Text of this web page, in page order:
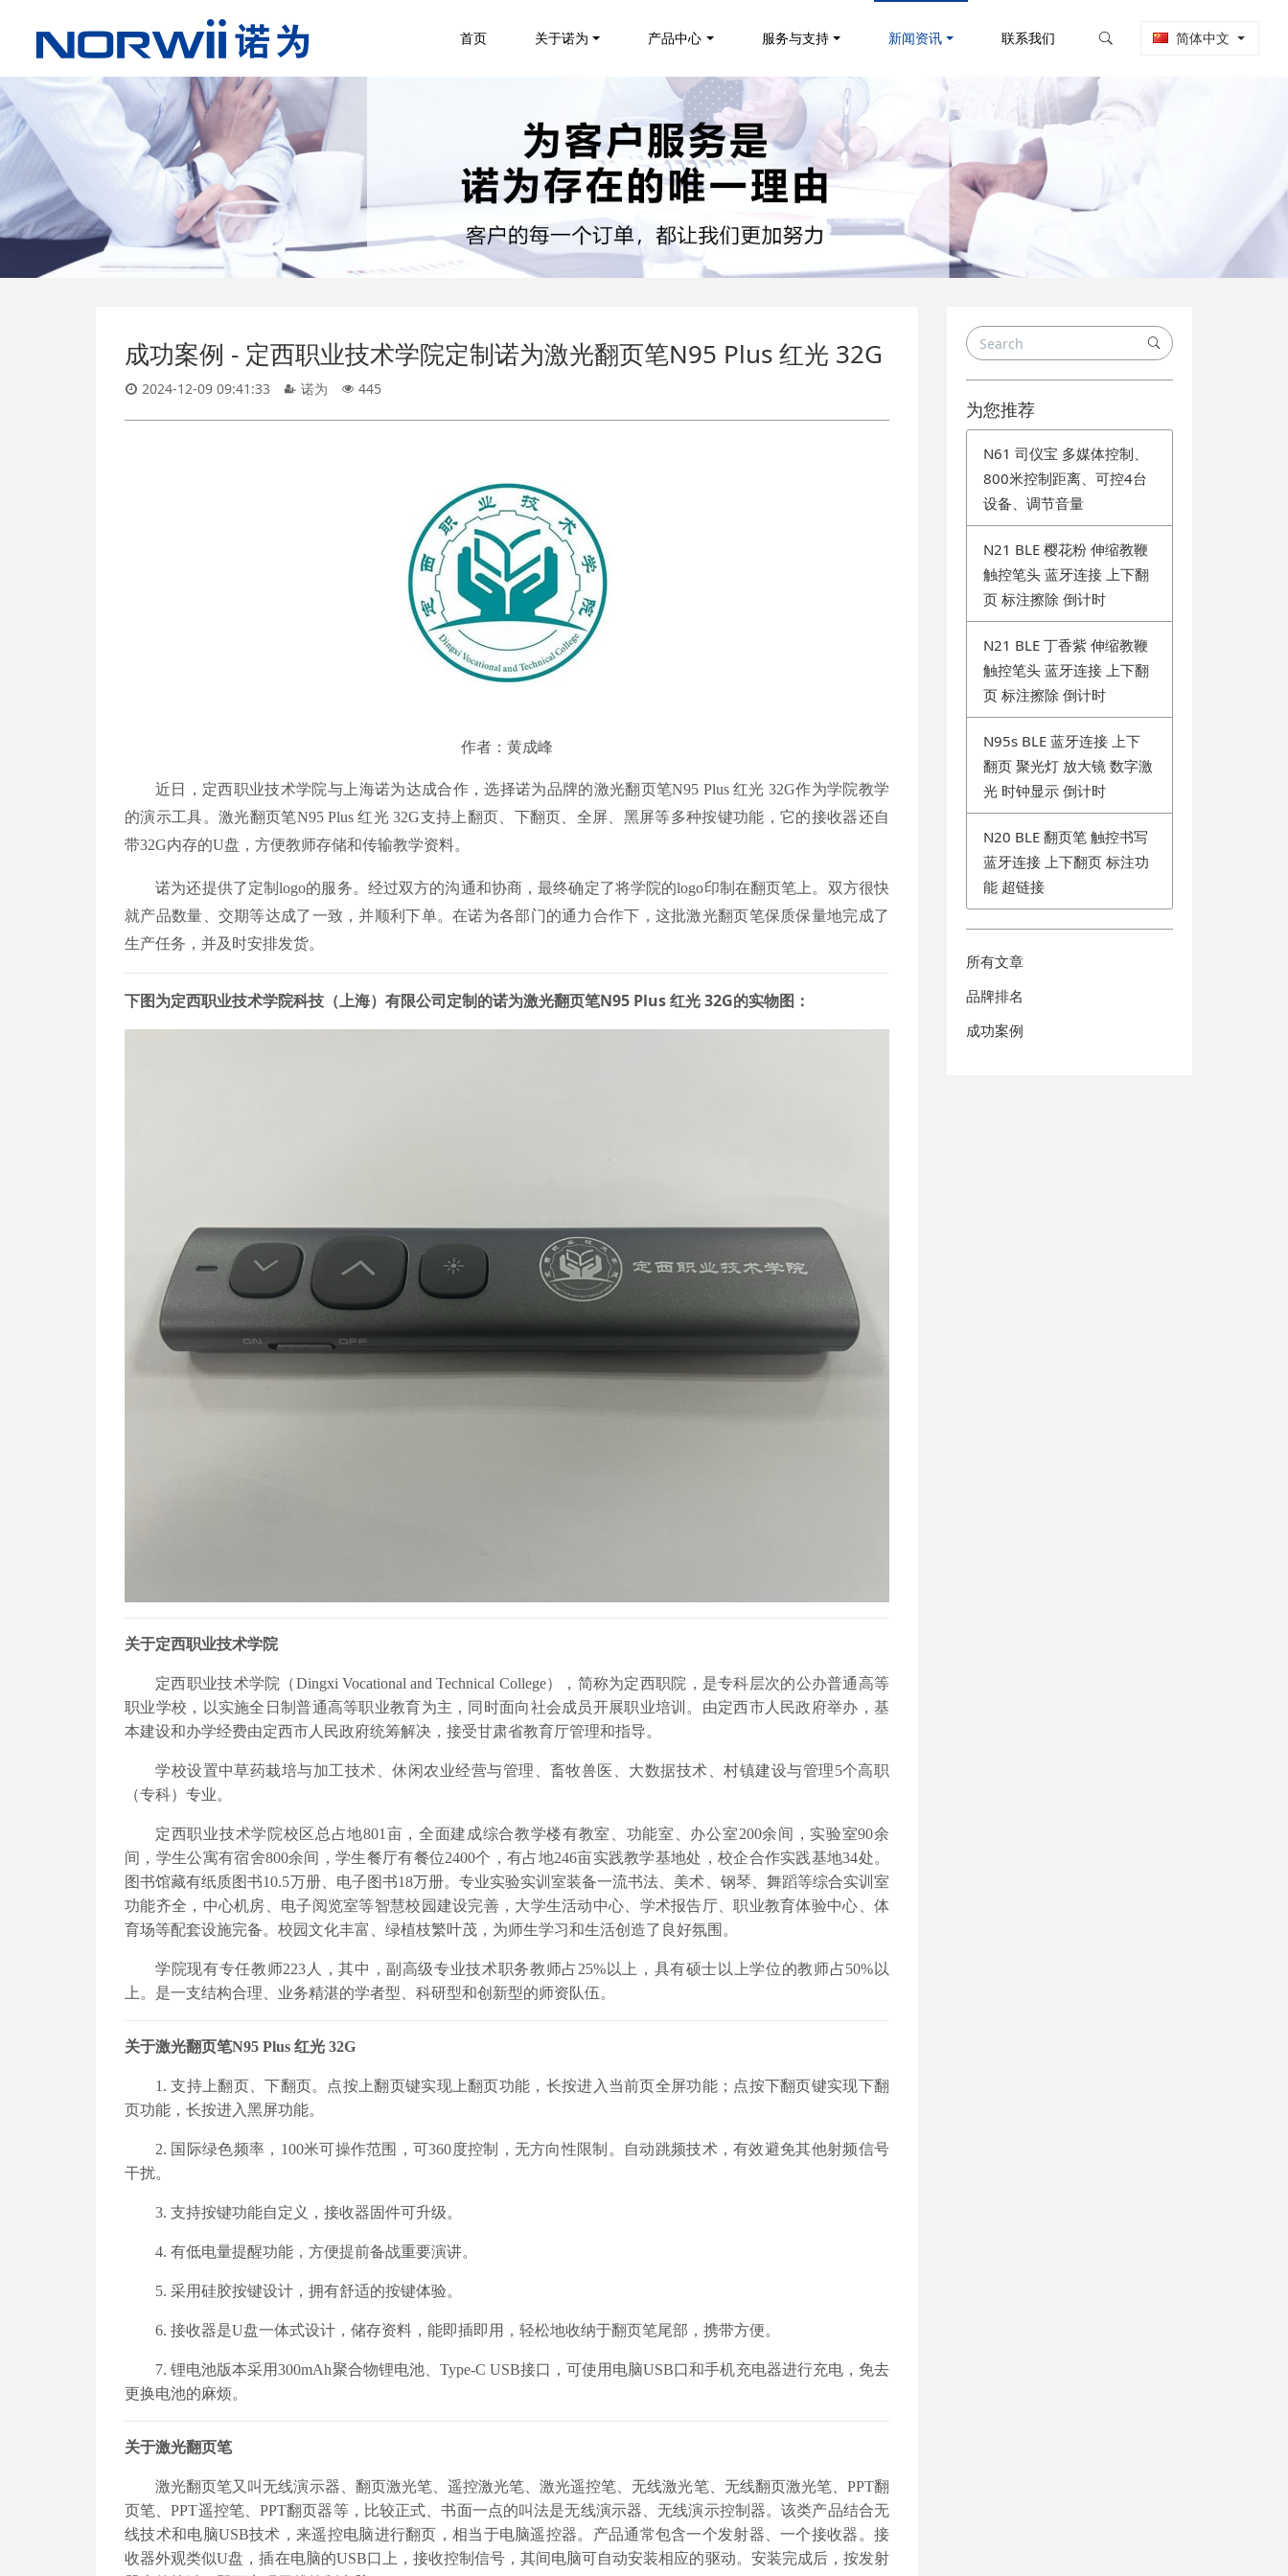
简体中文
首页 关于诺为 产品中心 服务与支持 新闻资讯 联系我们
成功案例 - 定西职业技术学院定制诺为激光翻页笔N95 Plus 红光 32G
2024-12-09 09:41:33 诺为 445
作者：黄成峰
近日，定西职业技术学院与上海诺为达成合作，选择诺为品牌的激光翻页笔N95 Plus 红光 32G作为学院教学
的演示工具。激光翻页笔N95 Plus 红光 32G支持上翻页、下翻页、全屏、黑屏等多种按键功能，它的接收器还自
带32G内存的U盘，方便教师存储和传输教学资料。
诺为还提供了定制logo的服务。经过双方的沟通和协商，最终确定了将学院的logo印制在翻页笔上。双方很快
就产品数量、交期等达成了一致，并顺利下单。在诺为各部门的通力合作下，这批激光翻页笔保质保量地完成了
生产任务，并及时安排发货。
下图为定西职业技术学院科技（上海）有限公司定制的诺为激光翻页笔N95 Plus 红光 32G的实物图：
关于定西职业技术学院
定西职业技术学院（Dingxi Vocational and Technical College），简称为定西职院，是专科层次的公办普通高等
职业学校，以实施全日制普通高等职业教育为主，同时面向社会成员开展职业培训。由定西市人民政府举办，基
本建设和办学经费由定西市人民政府统筹解决，接受甘肃省教育厅管理和指导。
学校设置中草药栽培与加工技术、休闲农业经营与管理、畜牧兽医、大数据技术、村镇建设与管理5个高职
（专科）专业。
定西职业技术学院校区总占地801亩，全面建成综合教学楼有教室、功能室、办公室200余间，实验室90余
间，学生公寓有宿舍800余间，学生餐厅有餐位2400个，有占地246亩实践教学基地处，校企合作实践基地34处。
图书馆藏有纸质图书10.5万册、电子图书18万册。专业实验实训室装备一流书法、美术、钢琴、舞蹈等综合实训室
功能齐全，中心机房、电子阅览室等智慧校园建设完善，大学生活动中心、学术报告厅、职业教育体验中心、体
育场等配套设施完备。校园文化丰富、绿植枝繁叶茂，为师生学习和生活创造了良好氛围。
学院现有专任教师223人，其中，副高级专业技术职务教师占25%以上，具有硕士以上学位的教师占50%以
上。是一支结构合理、业务精湛的学者型、科研型和创新型的师资队伍。
关于激光翻页笔N95 Plus 红光 32G
1. 支持上翻页、下翻页。点按上翻页键实现上翻页功能，长按进入当前页全屏功能；点按下翻页键实现下翻
页功能，长按进入黑屏功能。
2. 国际绿色频率，100米可操作范围，可360度控制，无方向性限制。自动跳频技术，有效避免其他射频信号
干扰。
3. 支持按键功能自定义，接收器固件可升级。
4. 有低电量提醒功能，方便提前备战重要演讲。
5. 采用硅胶按键设计，拥有舒适的按键体验。
6. 接收器是U盘一体式设计，储存资料，能即插即用，轻松地收纳于翻页笔尾部，携带方便。
7. 锂电池版本采用300mAh聚合物锂电池、Type-C USB接口，可使用电脑USB口和手机充电器进行充电，免去
更换电池的麻烦。
关于激光翻页笔
激光翻页笔又叫无线演示器、翻页激光笔、遥控激光笔、激光遥控笔、无线激光笔、无线翻页激光笔、PPT翻
页笔、PPT遥控笔、PPT翻页器等，比较正式、书面一点的叫法是无线演示器、无线演示控制器。该类产品结合无
线技术和电脑USB技术，来遥控电脑进行翻页，相当于电脑遥控器。产品通常包含一个发射器、一个接收器。接
收器外观类似U盘，插在电脑的USB口上，接收控制信号，其间电脑可自动安装相应的驱动。安装完成后，按发射
为您推荐
N61 司仪宝 多媒体控制、
800米控制距离、可控4台
设备、调节音量
N21 BLE 樱花粉 伸缩教鞭
触控笔头 蓝牙连接 上下翻
页 标注擦除 倒计时
N21 BLE 丁香紫 伸缩教鞭
触控笔头 蓝牙连接 上下翻
页 标注擦除 倒计时
N95s BLE 蓝牙连接 上下
翻页 聚光灯 放大镜 数字激
光 时钟显示 倒计时
N20 BLE 翻页笔 触控书写
蓝牙连接 上下翻页 标注功
能 超链接
所有文章
品牌排名
成功案例